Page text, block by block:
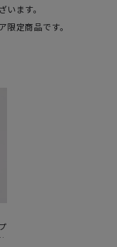
ます。
定商品です。